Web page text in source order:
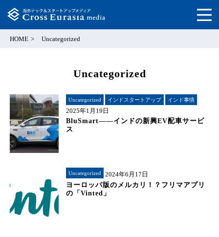
HOME Uncategorized
Uncategorized
Uncategorized インドスタートアップ インド事情
2025年1月19日
BluSmart――インドの新興EV配車サービ
ス
Uncategorized 2024年6月17日
ヨーロッパ版のメルカリ！？フリマアプリ
の「Vinted」